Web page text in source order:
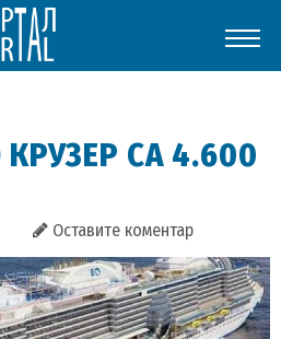
СА 4.600
Оставите коментар